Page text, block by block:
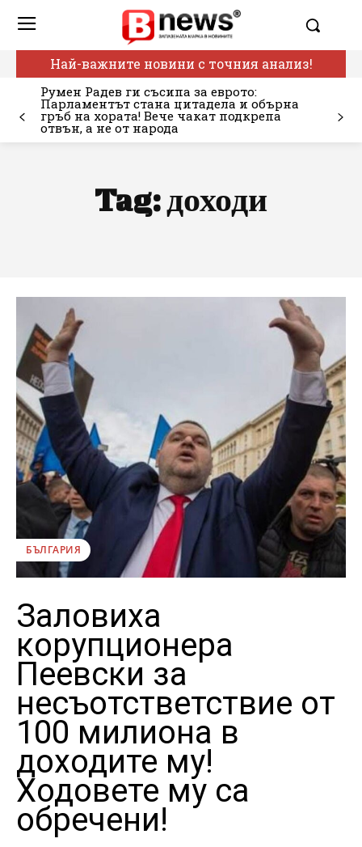
Най-важните новини с точния анализ!
Румен Радев ги съсипа за еврото:
Парламентът стана цитадела и обърна
гръб на хората! Вече чакат подкрепа
отвън, а не от народа
Tag:доходи
БЪЛГАРИЯ
Заловиха
корупционера
Пеевски за
несъотстветствие от
100 милиона в
доходите му!
Ходовете му са
обречени!